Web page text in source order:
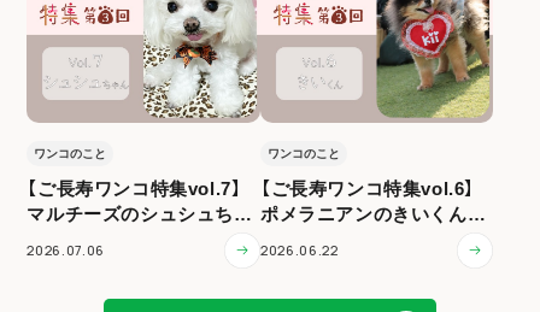
ワンコのこと
【ご長寿ワンコ特集vol.7】
マルチーズのシュシュちゃ
2026.07.06
ワンコのこと
【ご長寿ワンコ特集vol.6】
ポメラニアンのきいくん（1
2026.06.22